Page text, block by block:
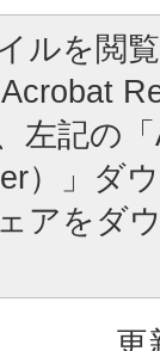
ルを閲
左記の
）」ダ
アをダ
更